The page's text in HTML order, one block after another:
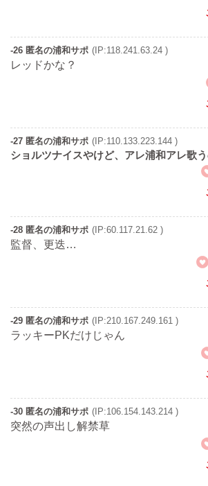
-26 匿名の浦和サポ (IP:118.241.63.24 )
レッドかな？
-27 匿名の浦和サポ (IP:110.133.223.144 )
ショルツナイスやけど、アレ浦和アレ歌
-28 匿名の浦和サポ (IP:60.117.21.62 )
監督、更迭…
-29 匿名の浦和サポ (IP:210.167.249.161 )
ラッキーPKだけじゃん
-30 匿名の浦和サポ (IP:106.154.143.214 )
突然の声出し解禁草